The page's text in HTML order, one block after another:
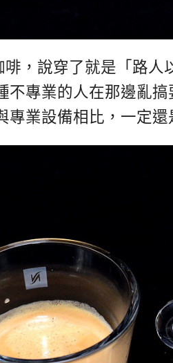
啡，說穿了就是「路
不專業的人在那邊亂
業設備相比，一定還